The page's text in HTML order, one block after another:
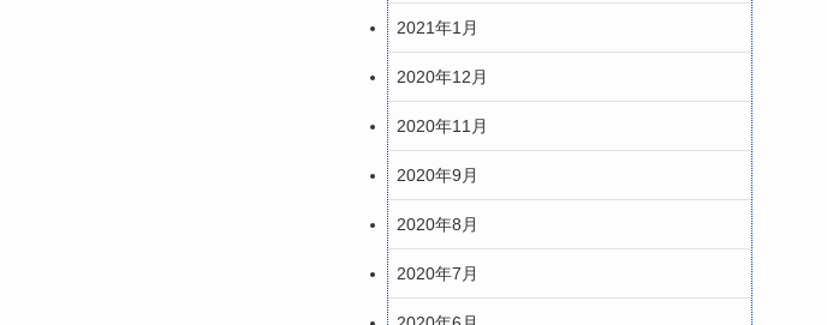
2021年1月
2020年12月
2020年11月
2020年9月
2020年8月
2020年7月